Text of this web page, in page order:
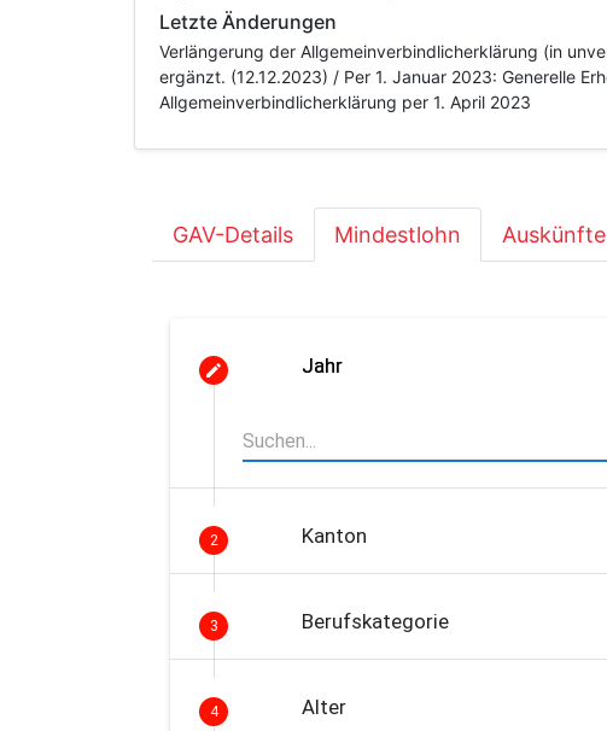
Letzte Änderungen
Verlängerung der Allgemeinverbindlicherklärung (in
ergänzt. (12.12.2023) / Per 1. Januar 2023: Generelle
Allgemeinverbindlicherklärung per 1. April 2023
GAV-Details Mindestlohn Auskünfte
Jahr
2 Kanton
3 Berufskategorie
4 Alter